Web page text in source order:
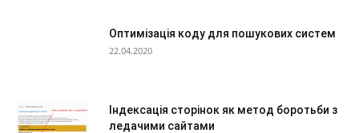
Оптимізація коду для пошукових систем
22.04.2020
Індексація сторінок як метод боротьби з
ледачими сайтами